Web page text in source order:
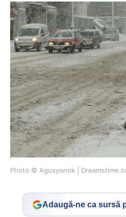
Photo © Agusyonok |
Adaugă-ne ca sursă